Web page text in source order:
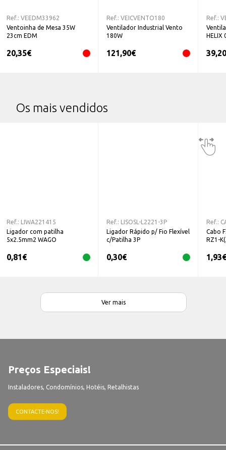
Ref.: VEEDM33962
Ventoinha de Mesa 35W
23cm EDM
20,35€
Ref.: VEICVENTO180
Ventilador Industrial Vento
180W
121,90€
Ref.:
HELIX
39,20
Os mais vendidos
Ref.:
LIWA221415
Ligador com patilha
5x2.5mm2 WAGO
0,81€
Ref.:
LISOSL-L2221-3P
Ligador Rápido p/ Fio Flexível
c/Patilha 3P
0,30€
Ref.:
Cabo
RZ1-
1,93€
Ver mais
Preços Especiais!
Instaladores, Condomínios, Hotéis, Retalhistas
CONTACTE-NOS!